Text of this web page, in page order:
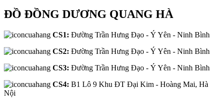
ĐỒ ĐỒNG DƯƠNG QUANG HÀ
CS1: Đường Trần Hưng Đạo - Ý Yên - Ninh Bình
CS2: Đường Trần Hưng Đạo - Ý Yên - Ninh Bình
CS3: Đường Trần Hưng Đạo - Ý Yên - Ninh Bình
CS4: B1 Lô 9 Khu ĐT Đại Kim - Hoàng Mai, Hà
Nội